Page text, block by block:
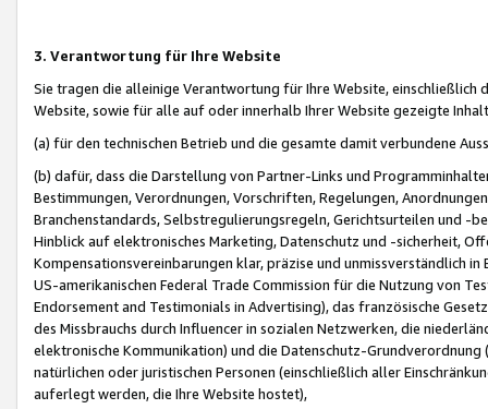
3. Verantwortung für Ihre Website
Sie tragen die alleinige Verantwortung für Ihre Website,
Website, sowie für alle auf oder innerhalb Ihrer Website gezeigte
(a) für den technischen Betrieb und die gesamte damit verbundene
(b) dafür, dass die Darstellung von Partner-Links und
Bestimmungen, Verordnungen, Vorschriften, Regelungen,
Branchenstandards, Selbstregulierungsregeln, Gerichtsurteilen und -
Hinblick auf elektronisches Marketing, Datenschutz und -sicherheit,
Kompensationsvereinbarungen klar, präzise und unmissverständlich
US-amerikanischen Federal Trade Commission für die Nutzung von
Endorsement and Testimonials in Advertising), das französische
des Missbrauchs durch Influencer in sozialen Netzwerken, die
elektronische Kommunikation) und die Datenschutz-
natürlichen oder juristischen Personen (einschließlich aller
auferlegt werden, die Ihre Website hostet),